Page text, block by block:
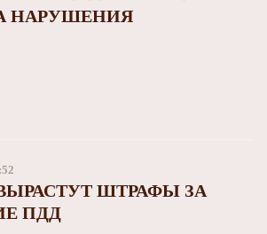
НАРУШЕНИЯ
ШТРАФЫ ЗА
ПДД